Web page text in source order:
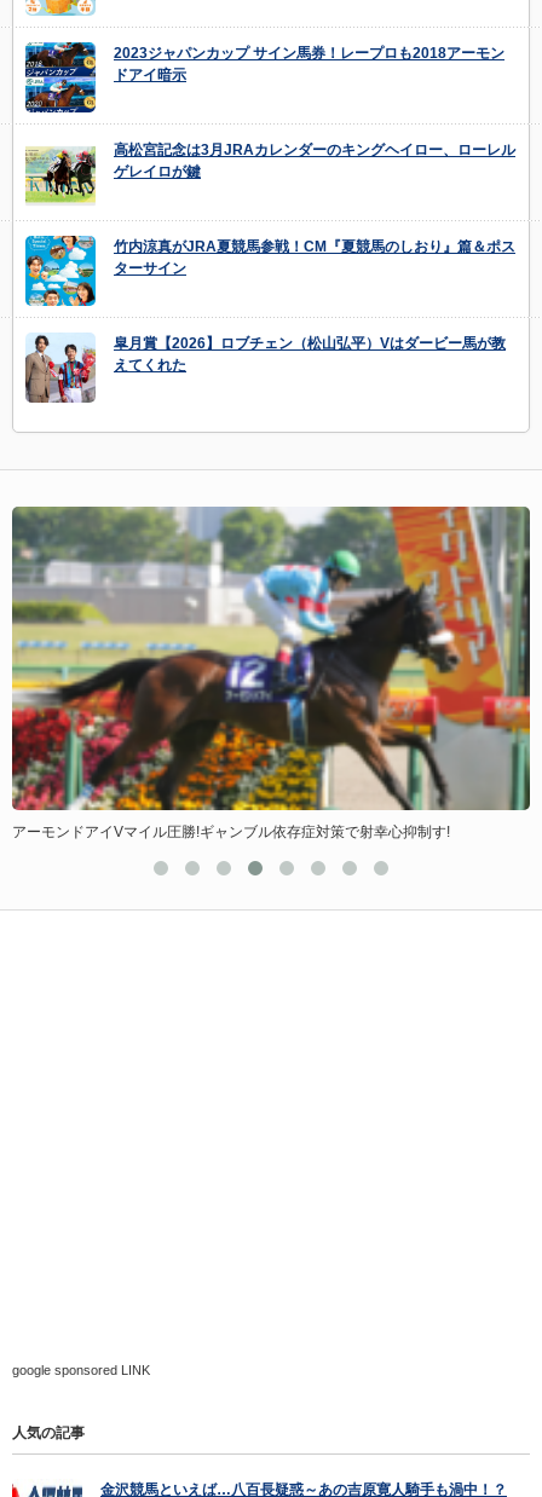
2023ジャパンカップ サイン馬券！レープロも2018アーモン
ドアイ暗示
高松宮記念は3月JRAカレンダーのキングヘイロー、ローレル
ゲレイロが鍵
竹内涼真がJRA夏競馬参戦！CM『夏競馬のしおり』篇＆ポス
ターサイン
皐月賞【2026】ロブチェン（松山弘平）Vはダービー馬が教
えてくれた
アーモンドアイVマイル圧勝!ギャンブル依存症対策で射幸心抑制す!
google sponsored LINK
人気の記事
金沢競馬といえば…八百長疑惑～あの吉原寛人騎手も渦中！？